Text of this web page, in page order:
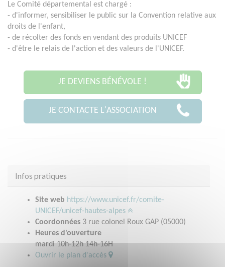
Le Comité départemental est chargé :
- d'informer, sensibiliser le public sur la Convention relative aux
droits de l'enfant,
- de récolter des fonds en vendant des produits UNICEF
- d'être le relais de l'action et des valeurs de l'UNICEF.
JE DEVIENS BÉNÉVOLE !
JE CONTACTE L'ASSOCIATION
Infos pratiques
Site web https://www.unicef.fr/comite-
UNICEF/unicef-hautes-alpes
Coordonnées 3 rue colonel Roux GAP (05000)
Heures d'ouverture
mardi 10h-12h 14h-16H
Ouvrir le plan d'accès